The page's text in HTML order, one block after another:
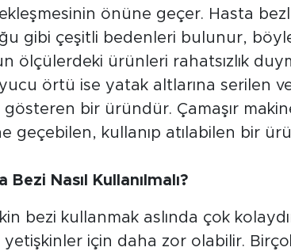
önüne geçer. Hasta
gibi çeşitli bedenleri bulunur,
ölçülerdeki ürünleri rahatsızlık
örtü ise yatak altlarına serilen
gösteren bir üründür. Çamaşır
geçebilen, kullanıp atılabilen bir
Bezi Nasıl Kullanılmalı?
bezi kullanmak aslında çok
yetişkinler için daha zor olabilir.